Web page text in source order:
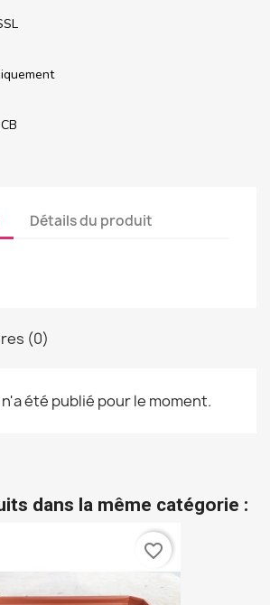
Détails du produit
(0)
été publié pour le moment.
dans la même catégorie :
favorite_border